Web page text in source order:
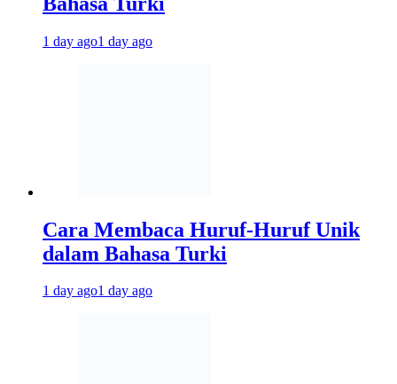
1 day ago1 day ago
Cara Membaca Huruf-Huruf Unik
dalam Bahasa Turki
1 day ago1 day ago